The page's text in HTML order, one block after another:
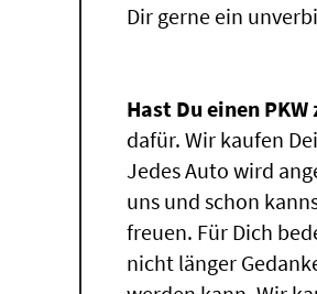
Dir gerne ein
Hast Du einen
dafür. Wir kaufen
Jedes Auto wird
uns und schon
freuen. Für Dich
nicht länger